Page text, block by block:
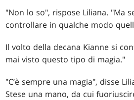
"Non lo so", rispose Liliana. "Ma
controllare in qualche modo
Il volto della decana Kianne si
mai visto questo tipo di magia."
"C’è sempre una magia", disse
Stese una mano, da cui